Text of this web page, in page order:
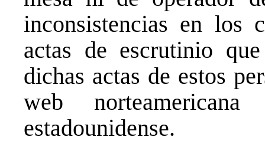
inconsistencias en los
actas de escrutinio
dichas actas de estos
web
estadounidense.